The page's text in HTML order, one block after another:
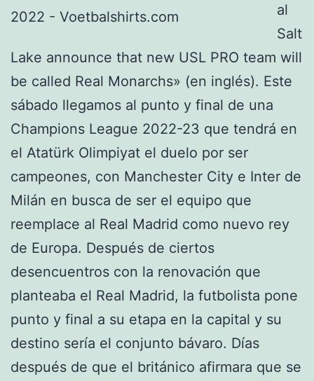
al
Salt
Lake announce that new USL PRO team will
be called Real Monarchs» (en inglés). Este
sábado llegamos al punto y final de una
Champions League 2022-23 que tendrá en
el Atatürk Olimpiyat el duelo por ser
campeones, con Manchester City e Inter de
Milán en busca de ser el equipo que
reemplace al Real Madrid como nuevo rey
de Europa. Después de ciertos
desencuentros con la renovación que
planteaba el Real Madrid, la futbolista pone
punto y final a su etapa en la capital y su
destino sería el conjunto bávaro. Días
después de que el británico afirmara que se